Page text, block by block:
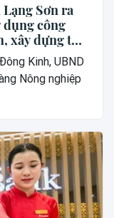
Sơn ra
dụng công
xây dựng thế
Kinh, UBND
Nông nghiệp